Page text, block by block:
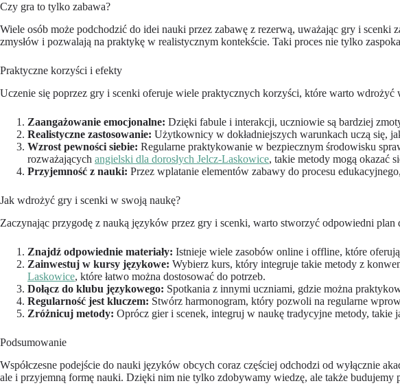
Czy gra to tylko zabawa?
Wiele osób może podchodzić do idei nauki przez zabawę z rezerwą, uważając gry i scenki
zmysłów i pozwalają na praktykę w realistycznym kontekście. Taki proces nie tylko
Praktyczne korzyści i efekty
Uczenie się poprzez gry i scenki oferuje wiele praktycznych korzyści, które warto wdrożyć
Zaangażowanie emocjonalne: Dzięki fabule i interakcji, uczniowie są bardziej
Realistyczne zastosowanie: Użytkownicy w dokładniejszych warunkach uczą się,
Wzrost pewności siebie: Regularne praktykowanie w bezpiecznym środowisku
rozważających angielski dla dorosłych Jelcz-Laskowice, takie metody mogą okazać
Przyjemność z nauki: Przez wplatanie elementów zabawy do procesu
Jak wdrożyć gry i scenki w swoją naukę?
Zaczynając przygodę z nauką języków przez gry i scenki, warto stworzyć odpowiedni plan
Znajdź odpowiednie materiały: Istnieje wiele zasobów online i offline, które
Zainwestuj w kursy językowe: Wybierz kurs, który integruje takie metody z
Laskowice, które łatwo można dostosować do potrzeb.
Dołącz do klubu językowego: Spotkania z innymi uczniami, gdzie można
Regularność jest kluczem: Stwórz harmonogram, który pozwoli na regularne
Zróżnicuj metody: Oprócz gier i scenek, integruj w naukę tradycyjne metody,
Podsumowanie
Współczesne podejście do nauki języków obcych coraz częściej odchodzi od wyłącznie
ale i przyjemną formę nauki. Dzięki nim nie tylko zdobywamy wiedzę, ale także